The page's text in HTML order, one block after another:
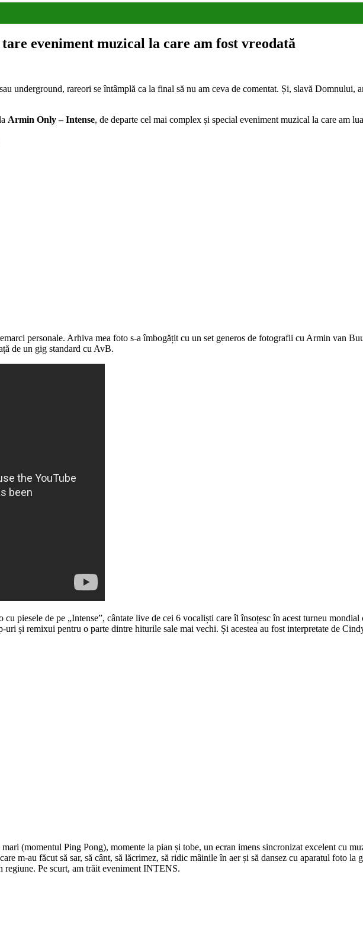
eveniment muzical la care am fost vreodată
underground, rareori se întâmplă ca la final să nu am ceva de comentat. Și, slavă
Armin Only – Intense, de departe cel mai complex și special eveniment muzical la care am
personale. Arhiva mea foto s-a îmbogățit cu un set generos de fotografii cu Armin van
de un gig standard cu AvB.
piesele de pe „Intense”, cântate live de cei 6 vocaliști care îl însoțesc în acest turneu
uri și remixui pentru o parte dintre hiturile sale mai vechi. Și acestea au fost interpretate de
(momentul Ping Pong), momente la pian și tobe, un ecran imens sincronizat excelent cu
m-au făcut să sar, să cânt, să lăcrimez, să ridic mâinile în aer și să dansez cu aparatul foto la
regiune. Pe scurt, am trăit eveniment INTENS.